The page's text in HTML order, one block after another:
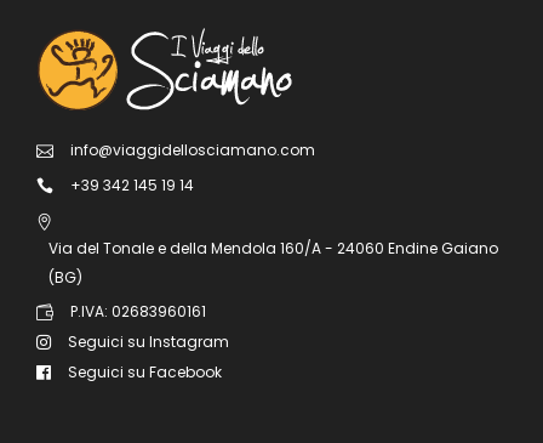
info@viaggidellosciamano.com
+39 342 145 19 14
Via del Tonale e della Mendola 160/A - 24060 Endine Gaiano
(BG)
P.IVA: 02683960161
Seguici su Instagram
Seguici su Facebook